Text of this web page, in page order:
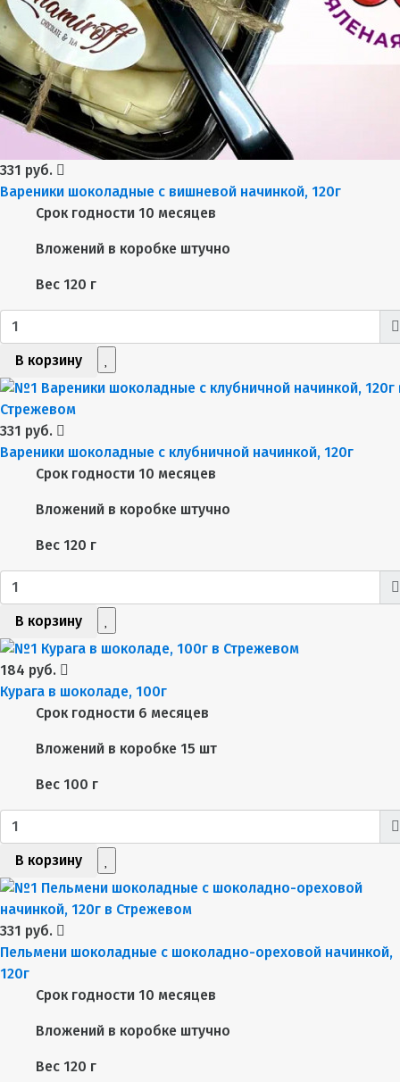
331 руб.
Вареники шоколадные с вишневой начинкой, 120г
Срок годности 10 месяцев
Вложений в коробке штучно
Вес 120 г
В корзину
331 руб.
Вареники шоколадные с клубничной начинкой, 120г
Срок годности 10 месяцев
Вложений в коробке штучно
Вес 120 г
В корзину
184 руб.
Курага в шоколаде, 100г
Срок годности 6 месяцев
Вложений в коробке 15 шт
Вес 100 г
В корзину
331 руб.
Пельмени шоколадные с шоколадно-ореховой начинкой,
120г
Срок годности 10 месяцев
Вложений в коробке штучно
Вес 120 г